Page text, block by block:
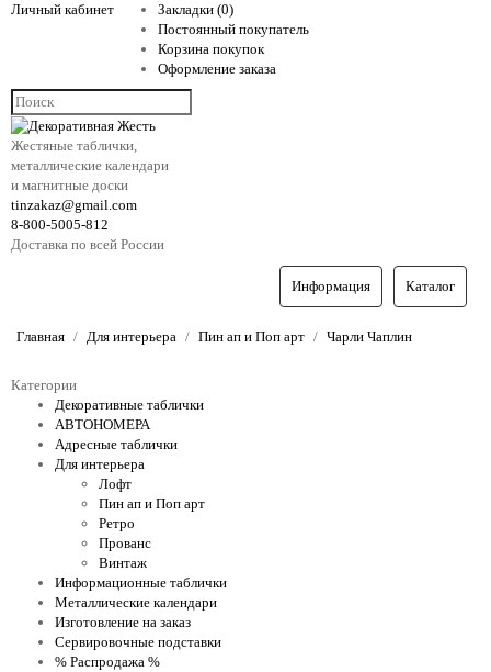
Личный кабинет
Закладки (0)
Постоянный покупатель
Корзина покупок
Оформление заказа
Жестяные таблички,
металлические календари
и магнитные доски
tinzakaz@gmail.com
8-800-5005-812
Доставка по всей России
Каталог
Информация
Главная Для интерьера Пин ап и Поп арт Чарли Чаплин
Категории
Декоративные таблички
АВТОНОМЕРА
Адресные таблички
Для интерьера
Лофт
Пин ап и Поп арт
Ретро
Прованс
Винтаж
Информационные таблички
Металлические календари
Изготовление на заказ
Сервировочные подставки
% Распродажа %